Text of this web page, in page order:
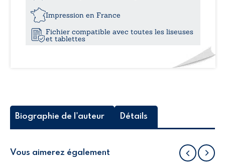
se
retrouvera
Impression en France
Fichier compatible avec toutes les liseuses
et tablettes
Biographie de l'auteur Détails
Vous aimerez également